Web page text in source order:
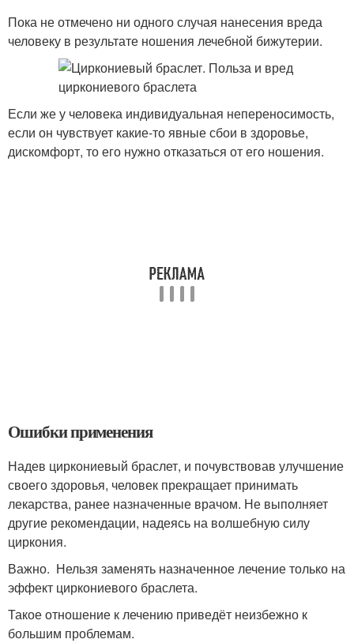
Пока не отмечено ни одного случая нанесения вреда
человеку в результате ношения лечебной бижутерии.
Если же у человека индивидуальная непереносимость,
если он чувствует какие-то явные сбои в здоровье,
дискомфорт, то его нужно отказаться от его ношения.
Ошибки применения
Надев циркониевый браслет, и почувствовав улучшение
своего здоровья, человек прекращает принимать
лекарства, ранее назначенные врачом. Не выполняет
другие рекомендации, надеясь на волшебную силу
циркония.
Важно. Нельзя заменять назначенное лечение только на
эффект циркониевого браслета.
Такое отношение к лечению приведёт неизбежно к
большим проблемам.